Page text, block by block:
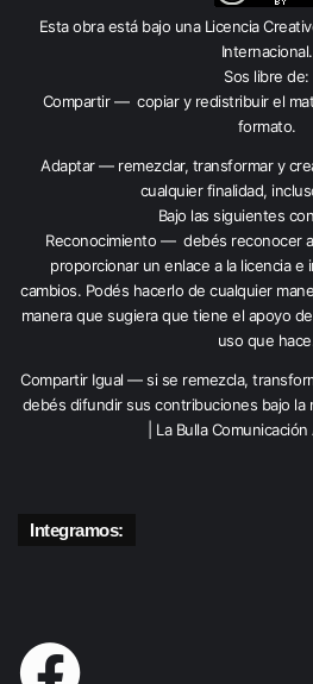
Esta obra está bajo una Licencia
Internacional.
Sos libre de:
Compartir — copiar y redistribuir el
formato.
Adaptar — remezclar, transformar y
cualquier finalidad,
Bajo las siguientes
Reconocimiento — debés reconocer
proporcionar un enlace a la licencia e
cambios. Podés hacerlo de cualquier
manera que sugiera que tiene el apoyo
uso que
Compartir Igual — si se remezcla,
debés difundir sus contribuciones bajo la
| La Bulla
Integramos: